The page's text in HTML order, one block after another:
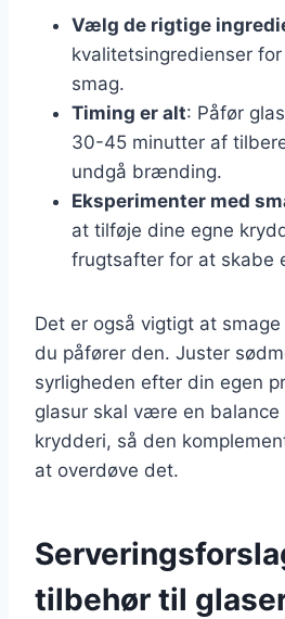
Vælg de rigtige
kvalitetsingredienser
smag.
Timing er alt: Påfør
30-45 minutter af
undgå brænding.
Eksperimenter med
at tilføje dine egne
frugtsafter for at skabe
Det er også vigtigt at
du påfører den. Juster
syrligheden efter din egen
glasur skal være en balance
krydderi, så den
at overdøve det.
tilbehør til